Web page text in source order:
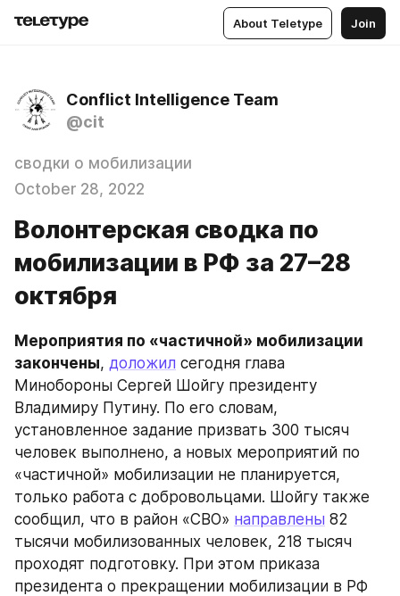
About Teletype Join
Conflict Intelligence Team
@cit
сводки о мобилизации
October 28, 2022
Волонтерская сводка по
мобилизации в РФ за 27–28
октября
Мероприятия по «частичной» мобилизации
закончены, доложил сегодня глава
Минобороны Сергей Шойгу президенту
Владимиру Путину. По его словам,
установленное задание призвать 300 тысяч
человек выполнено, а новых мероприятий по
«частичной» мобилизации не планируется,
только работа с добровольцами. Шойгу также
сообщил, что в район «СВО» направлены 82
тысячи мобилизованных человек, 218 тысяч
проходят подготовку. При этом приказа
президента о прекращении мобилизации в РФ